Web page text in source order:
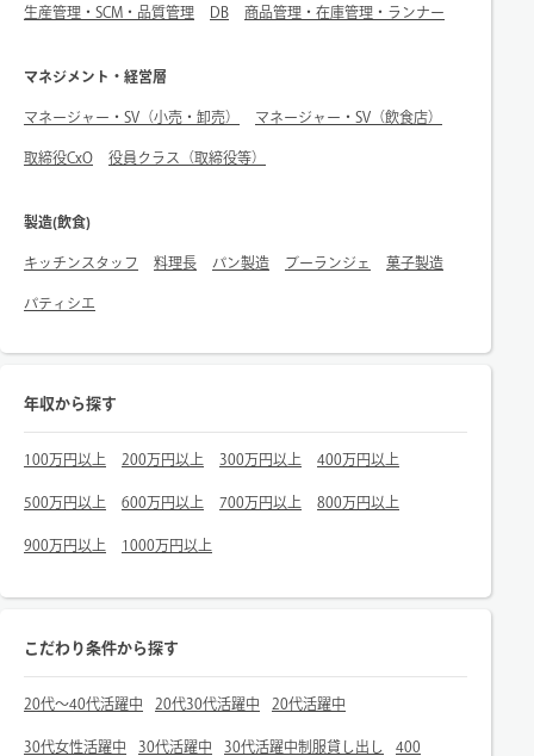
生産管理・SCM・品質管理 DB 商品管理・在庫管理・ランナー
マネジメント・経営層
マネージャー・SV（小売・卸売） マネージャー・SV（飲食店）
取締役CxO 役員クラス（取締役等）
製造(飲食)
キッチンスタッフ 料理長 パン製造 ブーランジェ 菓子製造
パティシエ
年収から探す
100万円以上 200万円以上 300万円以上 400万円以上
500万円以上 600万円以上 700万円以上 800万円以上
900万円以上 1000万円以上
こだわり条件から探す
20代～40代活躍中 20代30代活躍中 20代活躍中
30代女性活躍中 30代活躍中 30代活躍中制服貸し出し 400